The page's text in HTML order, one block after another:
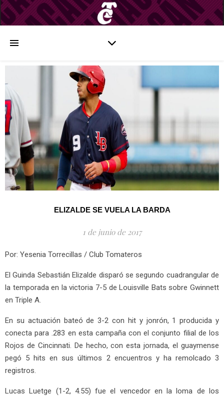
ELIZALDE SE VUELA LA BARDA
1 de junio de 2017
Por: Yesenia Torrecillas / Club Tomateros
El Guinda Sebastián Elizalde disparó se segundo cuadrangular de
la temporada en la victoria 7-5 de Louisville Bats sobre Gwinnett
en Triple A.
En su actuación bateó de 3-2 con hit y jonrón, 1 producida y
conecta para .283 en esta campaña con el conjunto filial de los
Rojos de Cincinnati. De hecho, con esta jornada, el guaymense
pegó 5 hits en sus últimos 2 encuentros y ha remolcado 3
registros.
Lucas Luetge (1-2, 4.55) fue el vencedor en la loma de los